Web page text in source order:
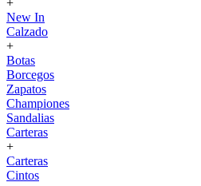
+
New In
Calzado
+
Botas
Borcegos
Zapatos
Championes
Sandalias
Carteras
+
Carteras
Cintos